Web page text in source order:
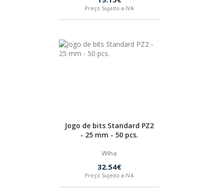
Preço Sujeito a IVA
Jogo de bits Standard PZ2
- 25 mm - 50 pcs.
Wiha
32.54€
Preço Sujeito a IVA